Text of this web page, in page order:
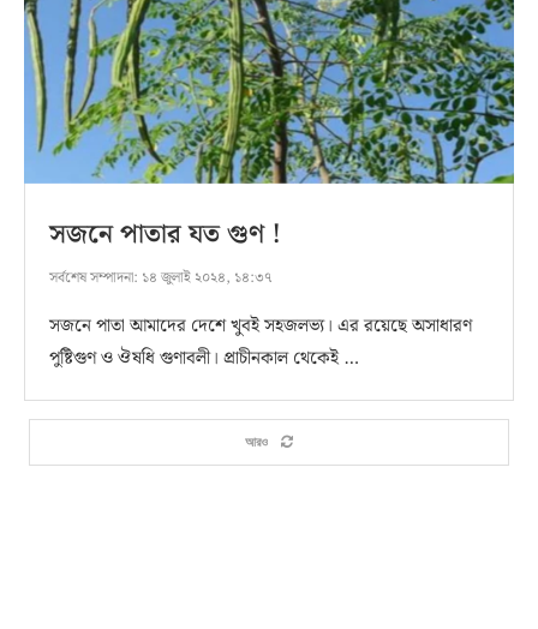
সজনে পাতার যত গুণ !
সর্বশেষ সম্পাদনা: ১৪ জুলাই ২০২৪, ১৪:৩৭
সজনে পাতা আমাদের দেশে খুবই সহজলভ্য। এর রয়েছে অসাধারণ
পুষ্টিগুণ ও ঔষধি গুণাবলী। প্রাচীনকাল থেকেই …
আরও